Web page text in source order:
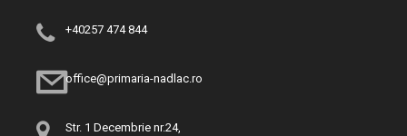
+40257 474 844
office@primaria-nadlac.ro
Str. 1 Decembrie nr.24,